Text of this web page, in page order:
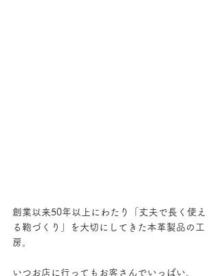
創業以来50年以上にわたり「丈夫で長く使え
る鞄づくり」を大切にしてきた本革製品の工
房。
いつお店に行ってもお客さんでいっぱい。